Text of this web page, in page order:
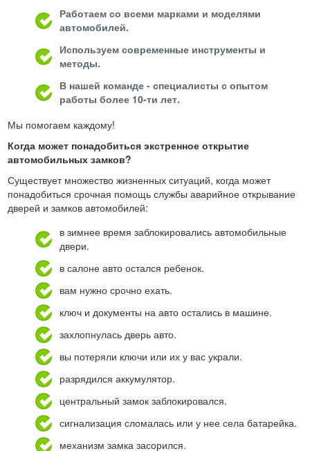
Работаем со всеми марками и моделями
автомобилей.
Используем современные инструменты и
методы.
В нашей команде - специалисты с опытом
работы более 10-ти лет.
Мы помогаем каждому!
Когда может понадобиться экстренное открытие
автомобильных замков?
Существует множество жизненных ситуаций, когда может
понадобиться срочная помощь службы аварийное открывание
дверей и замков автомобилей:
в зимнее время заблокировались автомобильные
двери.
в салоне авто остался ребенок.
вам нужно срочно ехать.
ключ и документы на авто остались в машине.
захлопнулась дверь авто.
вы потеряли ключи или их у вас украли.
разрядился аккумулятор.
центральный замок заблокировался.
сигнализация сломалась или у нее села батарейка.
механизм замка засорился.